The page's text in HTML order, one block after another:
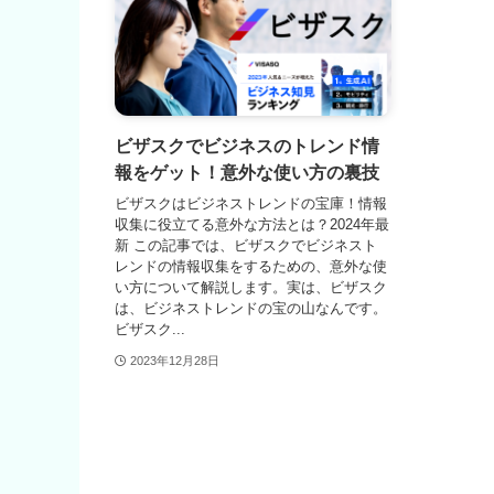
ビザスクでビジネスのトレンド情
報をゲット！意外な使い方の裏技
ビザスクはビジネストレンドの宝庫！情報
収集に役立てる意外な方法とは？2024年最
新 この記事では、ビザスクでビジネスト
レンドの情報収集をするための、意外な使
い方について解説します。実は、ビザスク
は、ビジネストレンドの宝の山なんです。
ビザスク...
2023年12月28日